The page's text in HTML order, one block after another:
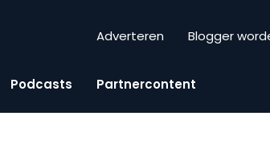
Adverteren Blogger
Podcasts Partnercontent